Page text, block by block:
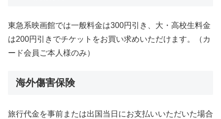
東急系映画館では一般料金は300円引き、大・高校生料金
は200円引きでチケットをお買い求めいただけます。（カ
ード会員ご本人様のみ）
海外傷害保険
旅行代金を事前または出国当日にお支払いいただいた場合